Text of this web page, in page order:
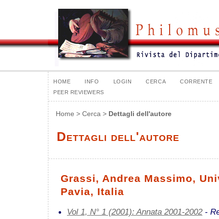
HOME INFO LOGIN CERCA
CORRENTE
PEER REVIEWERS
Home > Cerca > Dettagli dell'autore
Dettagli dell'autore
Grassi, Andrea Massimo,
Pavia, Italia
Vol 1, N° 1 (2001): Annata 2001-2002 -